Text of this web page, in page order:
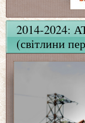
2014-
(світлини